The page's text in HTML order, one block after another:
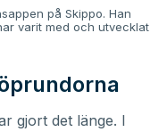
på Skippo. Han
varit med och utvecklat
gjort det länge. I